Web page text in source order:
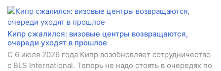
Кипр сжалился: визовые центры возвращаются,
очереди уходят в прошлое
С 6 июля 2026 года Кипр возобновляет сотрудничество
с BLS International. Теперь не надо стоять в очередях по